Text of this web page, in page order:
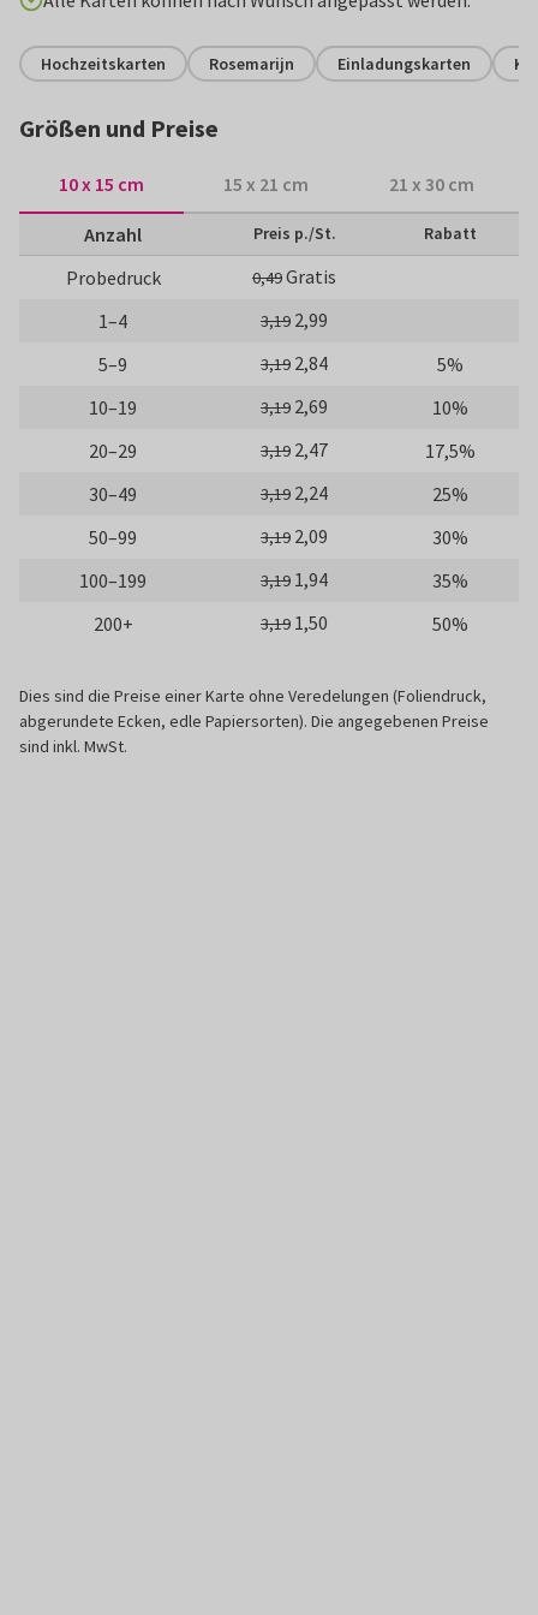
Hochzeitskarten Rosemarijn Einladungskarten
Größen und Preise
10 x 15 cm 15 x 21 cm 21 x 30 cm
Anzahl Preis p./St. Rabatt
Probedruck 0,49Gratis
1–4
3,19 2,99
5–9
3,19 2,84
5%
10–19
3,19 2,69
10%
20–29
3,19 2,47
17,5%
30–49
3,19 2,24
25%
50–99
3,19 2,09
30%
100–199
3,19 1,94
35%
200+
3,19 1,50 50%
Dies sind die Preise einer Karte ohne Veredelungen (Foliendruck,
abgerundete Ecken, edle Papiersorten). Die angegebenen Preise
sind inkl. MwSt.